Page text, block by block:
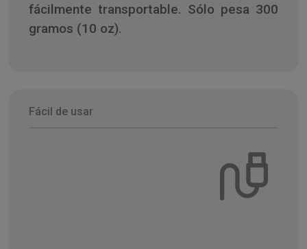
fácilmente transportable. Sólo pesa 300
gramos (10 oz).
Fácil de usar